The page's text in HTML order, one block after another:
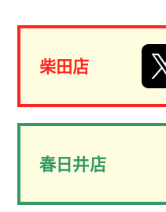
柴田店
春日井店